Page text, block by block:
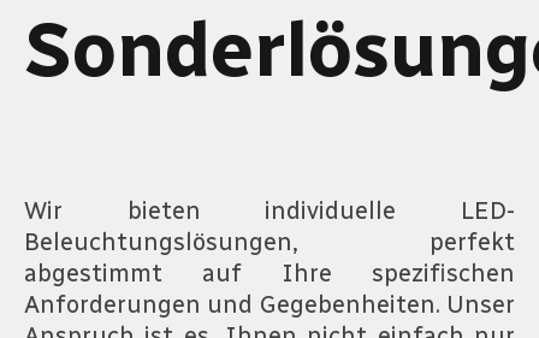
Wir bieten individuelle LED-
Beleuchtungslösungen, perfekt
abgestimmt auf Ihre spezifischen
Anforderungen und Gegebenheiten. Unser